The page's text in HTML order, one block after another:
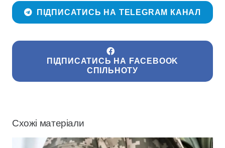
ПІДПИСАТИСЬ НА TELEGRAM КАНАЛ
ПІДПИСАТИСЬ НА FACEBOOK
СПІЛЬНОТУ
Схожі матеріали